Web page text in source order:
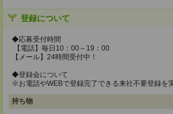
登録について
◆応募受付時間
【電話】毎日10：00～19：00
【メール】24時間受付中！
◆登録会について
※お電話やWEBで登録完了できる来社不要登録を
持ち物